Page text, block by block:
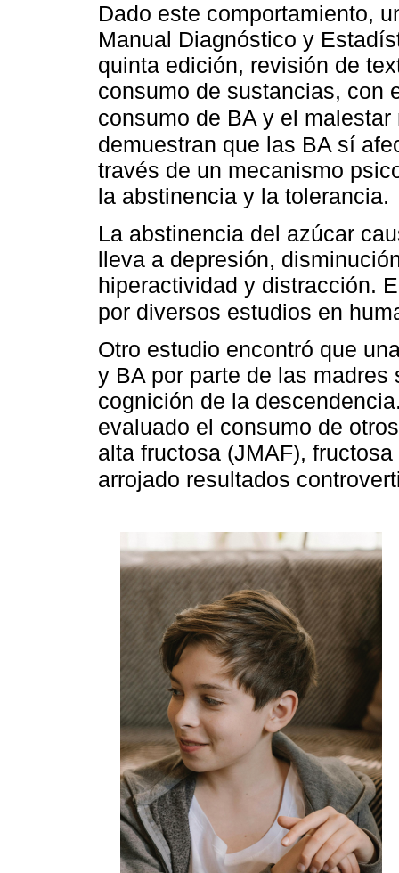
Dado este comportamiento,
Manual Diagnóstico y
quinta edición, revisión de
consumo de sustancias, con
consumo de BA y el
demuestran que las BA sí
través de un mecanismo
la abstinencia y la tolerancia.
La abstinencia del azúcar
lleva a depresión,
hiperactividad y distracción.
por diversos estudios en
Otro estudio encontró que
y BA por parte de las
cognición de la
evaluado el consumo de
alta fructosa (JMAF),
arrojado resultados